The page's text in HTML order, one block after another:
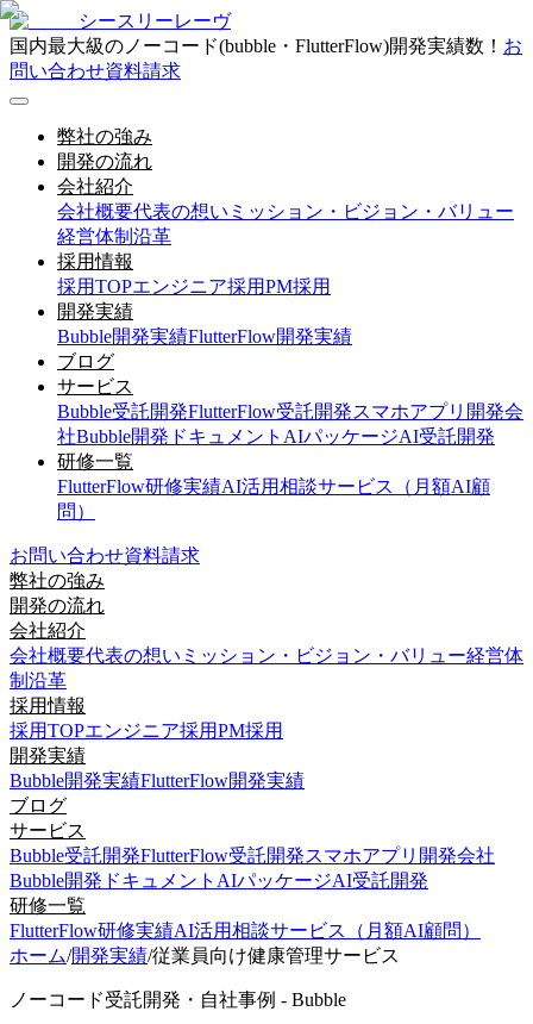
シースリーレーヴ
国内最大級のノーコード(bubble・FlutterFlow)開発実績数！ お
問い合わせ資料請求
弊社の強み
開発の流れ
会社紹介
会社概要代表の想い ミッション・ビジョン・バリュー
経営体制 沿革
採用情報
採用TOPエンジニア採用PM採用
開発実績
Bubble開発実績FlutterFlow開発実績
ブログ
サービス
Bubble受託開発FlutterFlow受託開発スマホアプリ開発会
社Bubble開発ドキュメント AIパッケージAI受託開発
研修一覧
FlutterFlow研修実績AI活用相談サービス（月額AI顧
問）
お問い合わせ資料請求
弊社の強み
開発の流れ
会社紹介
会社概要代表の想い ミッション・ビジョン・バリュー経営体
制 沿革
採用情報
採用TOPエンジニア採用PM採用
開発実績
Bubble開発実績FlutterFlow開発実績
ブログ
サービス
Bubble受託開発FlutterFlow受託開発スマホアプリ開発会社
Bubble開発ドキュメント AIパッケージAI受託開発
研修一覧
FlutterFlow研修実績AI活用相談サービス（月額AI顧問）
ホーム/開発実績/従業員向け健康管理サービス
ノーコード受託開発・自社事例 - Bubble